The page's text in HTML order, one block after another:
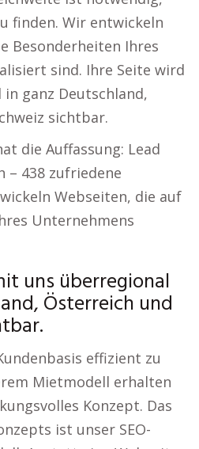
finden. Wir entwickeln
Besonderheiten Ihres
sind. Ihre Seite wird
ganz Deutschland,
sichtbar.
die Auffassung: Lead
– 438 zufriedene
Webseiten, die auf
Unternehmens
uns überregional
Österreich und
effizient zu
Mietmodell erhalten
Konzept. Das
ist unser SEO-